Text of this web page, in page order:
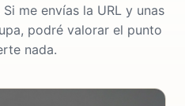
me envías la URL y unas
podré valorar el punto
nada.